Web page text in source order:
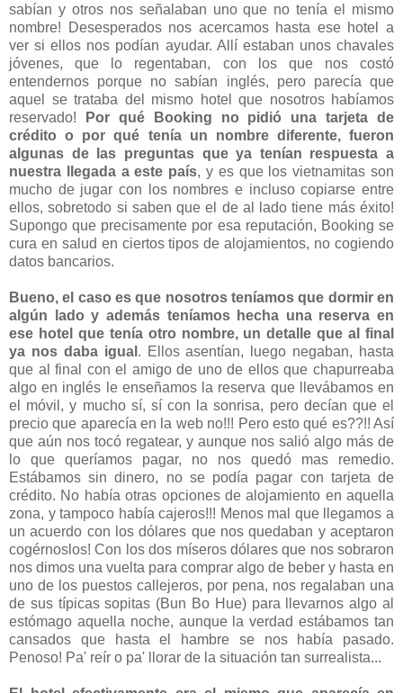
sabían y otros nos señalaban uno que no tenía el mismo
nombre! Desesperados nos acercamos hasta ese hotel a
ver si ellos nos podían ayudar. Allí estaban unos chavales
jóvenes, que lo regentaban, con los que nos costó
entendernos porque no sabían inglés, pero parecía que
aquel se trataba del mismo hotel que nosotros habíamos
reservado!
Por qué Booking no pidió una tarjeta de
crédito o por qué tenía un nombre diferente, fueron
algunas de las preguntas que ya tenían respuesta a
nuestra llegada a este país, y es que los vietnamitas son
mucho de jugar con los nombres e incluso copiarse entre
ellos, sobretodo si saben que el de al lado tiene más éxito!
Supongo que precisamente por esa reputación, Booking se
cura en salud en ciertos tipos de alojamientos, no cogiendo
datos bancarios.
Bueno, el caso es que nosotros teníamos que dormir en
algún lado y además teníamos hecha una reserva en
ese hotel que tenía otro nombre, un detalle que al final
ya nos daba igual . Ellos asentían, luego negaban, hasta
que al final con el amigo de uno de ellos que chapurreaba
algo en inglés le enseñamos la reserva que llevábamos en
el móvil, y mucho sí, sí con la sonrisa, pero decían que el
precio que aparecía en la web no!!! Pero esto qué es??!! Así
que aún nos tocó regatear, y aunque nos salió algo más de
lo que queríamos pagar, no nos quedó mas remedio.
Estábamos sin dinero, no se podía pagar con tarjeta de
crédito. No había otras opciones de alojamiento en aquella
zona, y tampoco había cajeros!!! Menos mal que llegamos a
un acuerdo con los dólares que nos quedaban y aceptaron
cogérnoslos! Con los dos míseros dólares que nos sobraron
nos dimos una vuelta para comprar algo de beber y hasta en
uno de los puestos callejeros, por pena, nos regalaban una
de sus típicas sopitas (Bun Bo Hue) para llevarnos algo al
estómago aquella noche, aunque la verdad estábamos tan
cansados que hasta el hambre se nos había pasado.
Penoso! Pa' reír o pa' llorar de la situación tan surrealista...